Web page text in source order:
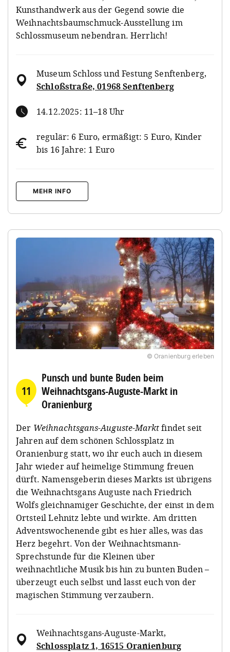
Kunsthandwerk aus der Gegend sowie die
Weihnachtsbaumschmuck-Ausstellung im
Schlossmuseum nebendran. Herrlich!
Museum Schloss und Festung Senftenberg,
Schloßstraße, 01968 Senftenberg
14.12.2025: 11–18 Uhr
regulär: 6 Euro, ermäßigt: 5 Euro, Kinder
bis 16 Jahre: 1 Euro
MEHR INFO
© Oranienburg erleben
11
Punsch und bunte Buden beim
Weihnachtsgans-Auguste-Markt in
Oranienburg
Der Weihnachtsgans-Auguste-Marktfindet seit
Jahren auf dem schönen Schlossplatz in
Oranienburg statt, wo ihr euch auch in diesem
Jahr wieder auf heimelige Stimmung freuen
dürft. Namensgeberin dieses Markts ist übrigens
die Weihnachtsgans Auguste nach Friedrich
Wolfs gleichnamiger Geschichte, der einst in dem
Ortsteil Lehnitz lebte und wirkte. Am dritten
Adventswochenende gibt es hier alles, was das
Herz begehrt. Von der Weihnachtsmann-
Sprechstunde für die Kleinen über
weihnachtliche Musik bis hin zu bunten Buden –
überzeugt euch selbst und lasst euch von der
magischen Stimmung verzaubern.
Weihnachtsgans-Auguste-Markt,
Schlossplatz 1, 16515 Oranienburg